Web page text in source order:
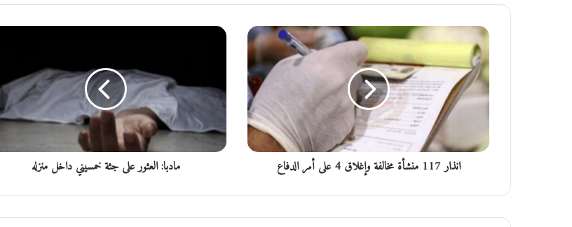
ا
ن
ذ
ا
ر
1
م
أ
انذار 117 منشأة مخالفة وإغلاق 4 على أمر الدفاع
م
ا
:
ل
ع
ر
مادبا: العثور على جثة خمسيني داخل منزله